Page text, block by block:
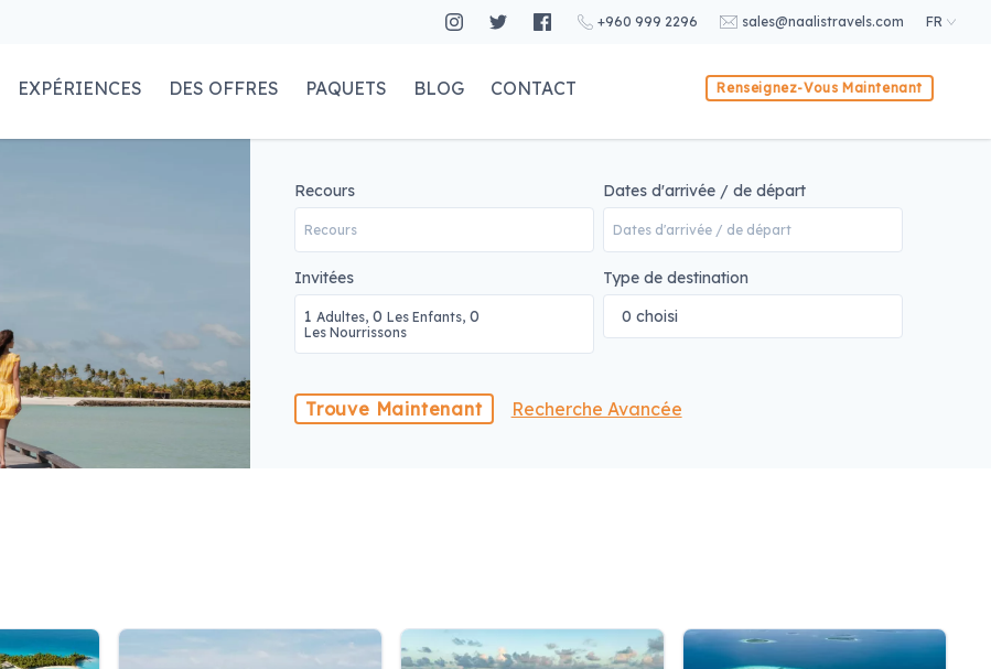
+960 999 2296 sales@naalistravels.com FR
EXPÉRIENCES DES OFFRES PAQUETS BLOG CONTACT Renseignez-Vous Maintenant
Recours Dates d'arrivée / de départ
Invitées
1 Adultes, 0 Les Enfants, 0
Les Nourrissons
Type de destination
0 choisi
Trouve Maintenant Recherche Avancée